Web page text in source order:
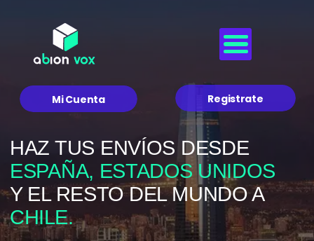
Mi Cuenta Registrate
HAZ TUS ENVÍOS DESDE
ESPAÑA, ESTADOS UNIDOS
Y EL RESTO DEL MUNDO A
CHILE.